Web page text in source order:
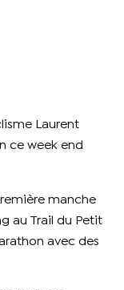
Laurent
ce week end
manche
au Trail du Petit
avec des